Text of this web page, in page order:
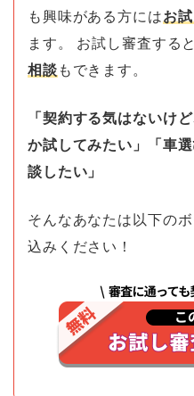
も興味がある方にはお
ます。 お試し審査する
相談 もできます。
「契約する気はないけ
か試してみたい」「車
談したい」
そんなあなたは以下の
込みください！